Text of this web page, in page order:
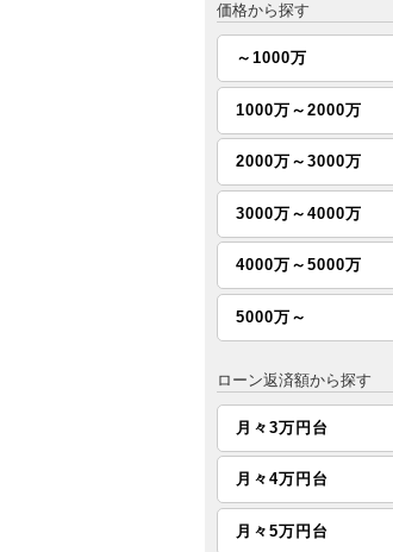
価格から探す
～1000万
1000万～2000万
2000万～3000万
3000万～4000万
4000万～5000万
5000万～
ローン返済額から探す
月々3万円台
月々4万円台
月々5万円台